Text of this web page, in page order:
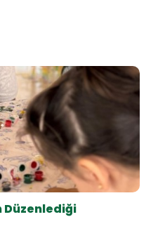
Düzenlediği